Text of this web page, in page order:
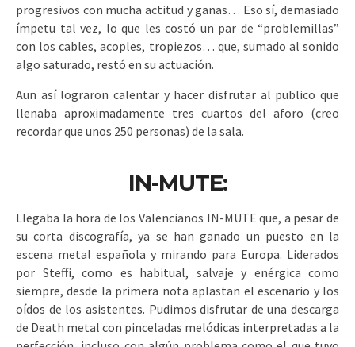
progresivos con mucha actitud y ganas… Eso sí, demasiado
ímpetu tal vez, lo que les costó un par de “problemillas”
con los cables, acoples, tropiezos… que, sumado al sonido
algo saturado, restó en su actuación.
Aun así lograron calentar y hacer disfrutar al publico que
llenaba aproximadamente tres cuartos del aforo (creo
recordar que unos 250 personas) de la sala.
IN-MUTE:
Llegaba la hora de los Valencianos IN-MUTE que, a pesar de
su corta discografía, ya se han ganado un puesto en la
escena metal española y mirando para Europa. Liderados
por Steffi, como es habitual, salvaje y enérgica como
siempre, desde la primera nota aplastan el escenario y los
oídos de los asistentes. Pudimos disfrutar de una descarga
de Death metal con pinceladas melódicas interpretadas a la